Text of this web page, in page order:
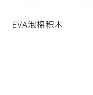
EVA泡棉积木